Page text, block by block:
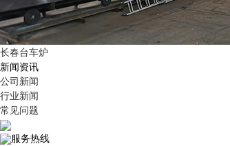
长春台车炉
新闻资讯
公司新闻
行业新闻
常见问题
服务热线